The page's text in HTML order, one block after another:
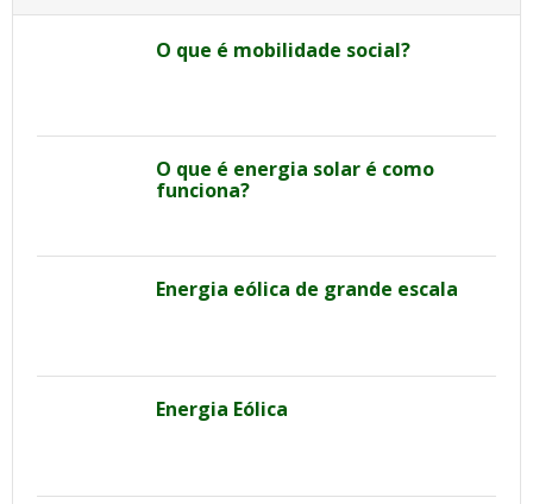
O que é mobilidade social?
O que é energia solar é como
funciona?
Energia eólica de grande escala
Energia Eólica